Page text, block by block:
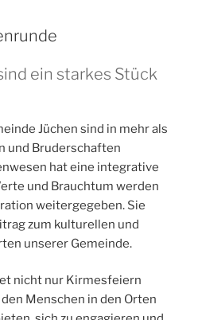
ein starkes Stück
Jüchen sind in mehr als
und Bruderschaften
hat eine integrative
und Brauchtum werden
weitergegeben. Sie
zum kulturellen und
unserer Gemeinde.
nicht nur Kirmesfeiern
Menschen in den Orten